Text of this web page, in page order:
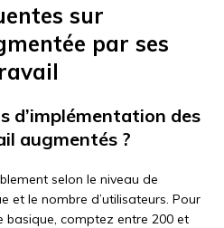
sur
par ses
d’implémentation des
augmentés ?
selon le niveau de
et le nombre d’utilisateurs. Pour
basique, comptez entre 200 et